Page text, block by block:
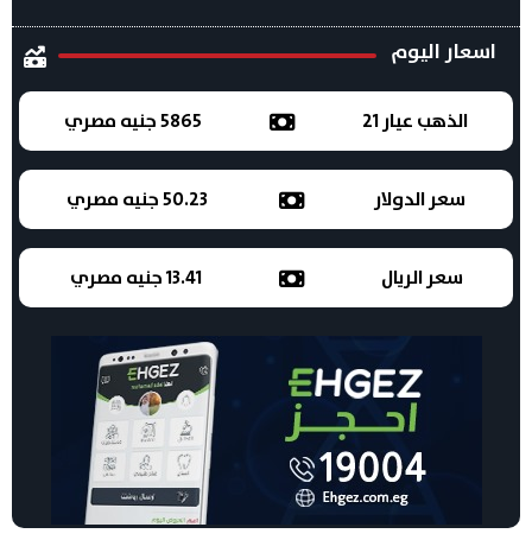
اسعار اليوم
الذهب عيار 21 5865 جنيه مصري
سعر الدولار 50.23 جنيه مصري
سعر الريال 13.41 جنيه مصري